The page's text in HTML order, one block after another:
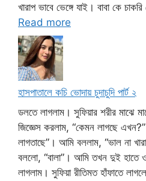
খারাপ ভাবে ভেঙ্গে যাই। বাবা কে
Read more
হাসপাতালে কচি ভোদায় চুদাচুদি পার্ট ২
ডলতে লাগলাম। সুফিয়ার শরীর মাঝে
জিজ্ঞেস করলাম, “কেমন লাগছে
লাগতাছে”। আমি বললাম, “ভাল না
বললো, “বালা”। আমি তখন দুই হাতে
লাগলাম। সুফিয়া রীতিমত হাঁফাতে